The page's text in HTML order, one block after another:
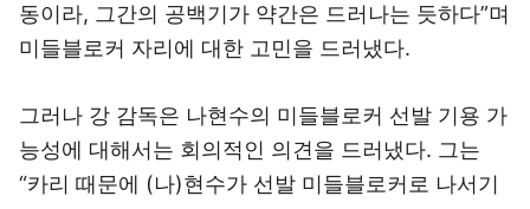
동이라, 그간의 공백기가 약간은 드러나는 듯하다”며
미들블로커 자리에 대한 고민을 드러냈다.
그러나 강 감독은 나현수의 미들블로커 선발 기용 가
능성에 대해서는 회의적인 의견을 드러냈다. 그는
“카리 때문에 (나)현수가 선발 미들블로커로 나서기